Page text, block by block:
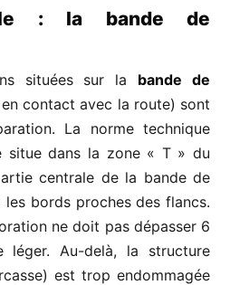
: la bande de
situées sur la bande de
contact avec la route) sont
La norme technique
situe dans la zone « T » du
centrale de la bande de
les bords proches des flancs.
ne doit pas dépasser 6
léger. Au-delà, la structure
est trop endommagée